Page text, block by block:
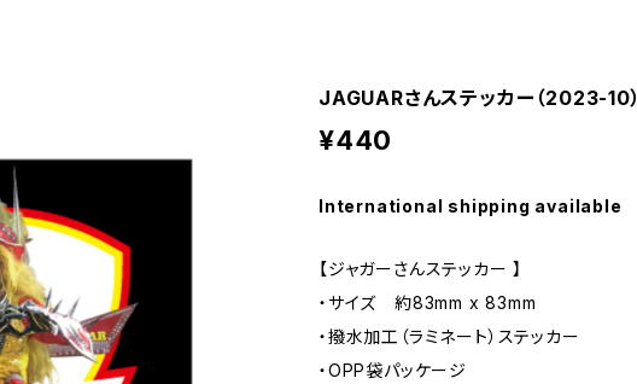
JAGUARさんステッカー（2023-10）
¥440
International shipping available
【ジャガーさんステッカー 】
・サイズ 約83mm x 83mm
・撥水加工（ラミネート）ステッカー
・OPP袋パッケージ